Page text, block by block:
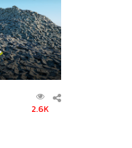
2.6K